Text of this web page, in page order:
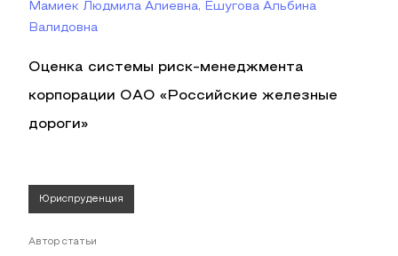
Мамиек Людмила Алиевна, Ешугова Альбина
Валидовна
Оценка системы риск-менеджмента
корпорации ОАО «Российские железные
дороги»
Юриспруденция
Автор статьи